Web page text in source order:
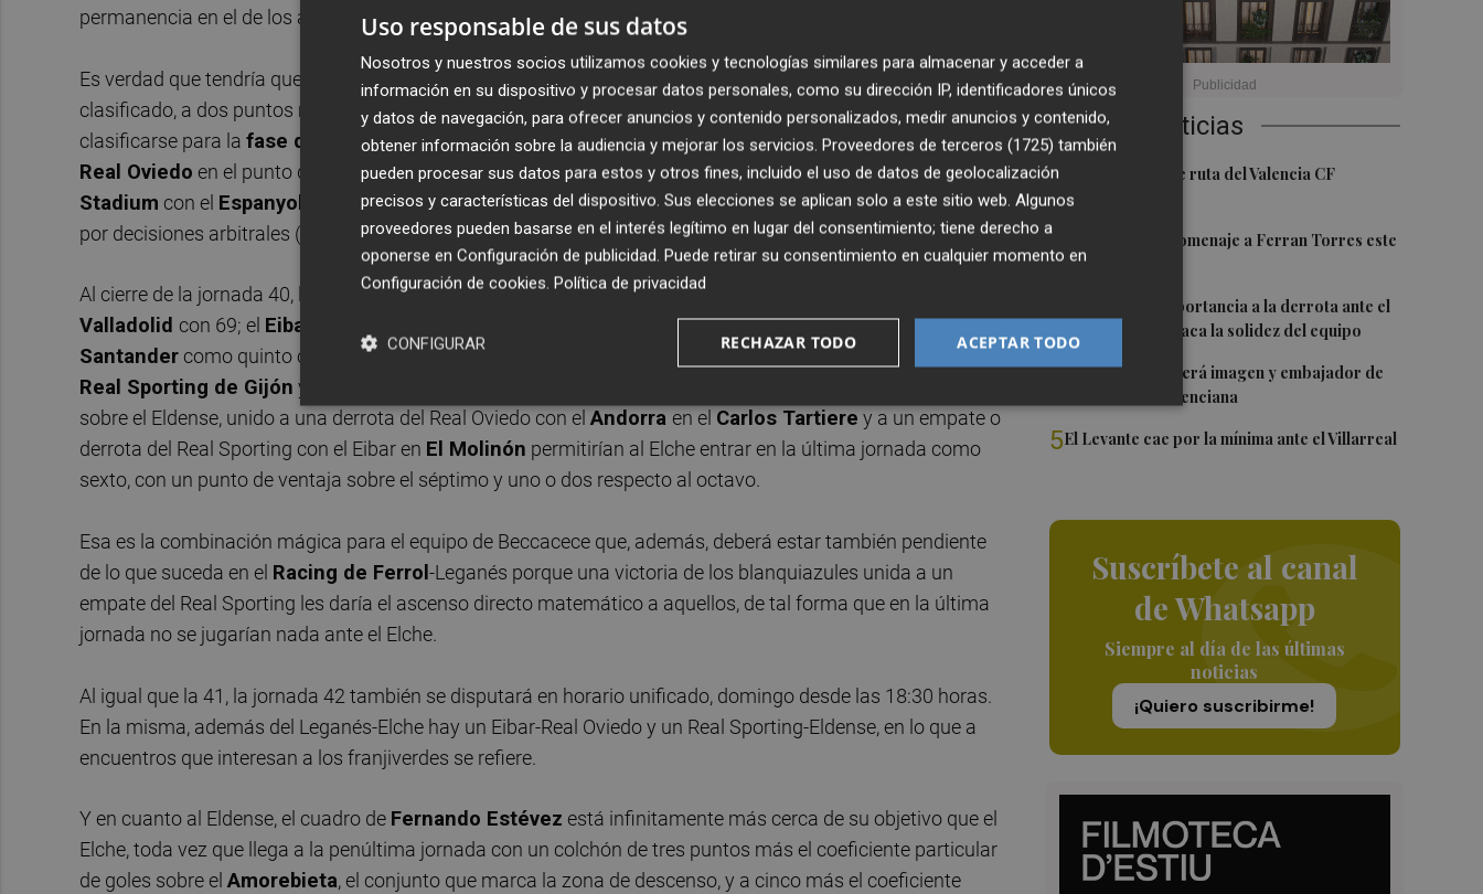
Últimas Noticias
1
La nueva hoja de ruta del Valencia CF
2
Foios rendirá homenaje a Ferran Torres este
viernes
Sotelo resta importancia a la derrota ante el
Villarreal y destaca la solidez del equipo
4Ferran Torres será imagen y embajador de
la Comunitat Valenciana
5El Levante cae por la mínima ante el Villarreal
Suscríbete al canal
de Whatsapp
Siempre al día de las últimas
noticias
¡Quiero suscribirme!
permanencia en el de los azulgranas.
Es verdad que tendría que ser vía 'play-off'
, pero el Elche entra en las dos últimas jornadas como octavo
clasificado, a dos puntos más el coeficiente particular de goles del sexto, es decir, con opciones de
clasificarse para la fase de ascenso a LaLiga EA Sports: el equipo deSebastián Beccacecetiene al
Real Oviedo en el punto de mira, después de que los azulones cayeran este lunes en elStage Front
Stadium con el Espanyol
(2-1) en un encuentro que empezaron ganando y en el que se vieron perjudicados
por decisiones arbitrales (sobre el verde y desde el videoarbitraje) bastante cuestionables.
Al cierre de la jornada 40, las plazas de ascenso directo son para elLeganés
Valladolid con 69; el Eibar queda como tercero con 68, el Espanyol como cuarto con 65, elRacing de
Santander como quinto con 64 y el Real Oviedo como sexto con 61. Séptimo y octavo con 59 puntos son el
Real Sporting de Gijón y el Elche, respetivamente. Por tanto, un triunfo de los franjiverdes el domingo
sobre el Eldense, unido a una derrota del Real Oviedo con el Andorra en el Carlos Tartiere y a un empate o
derrota del Real Sporting con el Eibar en El Molinón permitirían al Elche entrar en la última jornada como
sexto, con un punto de ventaja sobre el séptimo y uno o dos respecto al octavo.
Esa es la combinación mágica para el equipo de Beccacece que, además, deberá estar también pendiente
de lo que suceda en el Racing de Ferrol -Leganés porque una victoria de los blanquiazules unida a un
empate del Real Sporting les daría el ascenso directo matemático a aquellos, de tal forma que en la última
jornada no se jugarían nada ante el Elche.
Al igual que la 41, la jornada 42 también se disputará en horario unificado, domingo desde las 18:30 horas.
En la misma, además del Leganés-Elche hay un Eibar-Real Oviedo y un Real Sporting-Eldense, en lo que a
encuentros que interesan a los franjiverdes se refiere.
Y en cuanto al Eldense, el cuadro de Fernando Estévez está infinitamente más cerca de su objetivo que el
Elche, toda vez que llega a la penúltima jornada con un colchón de tres puntos más el coeficiente particular
de goles sobre el Amorebieta, el conjunto que marca la zona de descenso, y a cinco más el coeficiente
Uso responsable de sus datos
Nosotros y nuestros socios utilizamos cookies y tecnologías similares para almacenar y acceder a
información en su dispositivo y procesar datos personales, como su dirección IP, identificadores únicos
y datos de navegación, para ofrecer anuncios y contenido personalizados, medir anuncios y contenido,
obtener información sobre la audiencia y mejorar los servicios. Proveedores de terceros (1725) también
pueden procesar sus datos para estos y otros fines, incluido el uso de datos de geolocalización
precisos y características del dispositivo. Sus elecciones se aplican solo a este sitio web. Algunos
proveedores pueden basarse en el interés legítimo en lugar del consentimiento; tiene derecho a
oponerse en Configuración de publicidad. Puede retirar su consentimiento en cualquier momento en
Configuración de cookies. Política de privacidad
ACEPTAR TODO
RECHAZAR TODO
CONFIGURAR